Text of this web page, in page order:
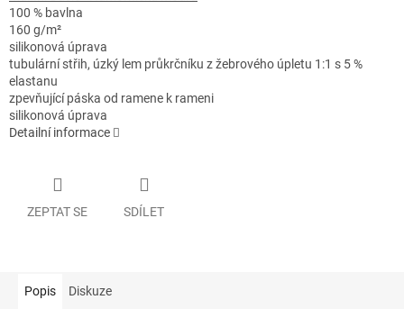
100 % bavlna
160 g/m²
silikonová úprava
tubulární střih, úzký lem průkrčníku z žebrového úpletu 1:1 s 5 %
elastanu
zpevňující páska od ramene k rameni
silikonová úprava
Detailní informace
ZEPTAT SE SDÍLET
Popis Diskuze